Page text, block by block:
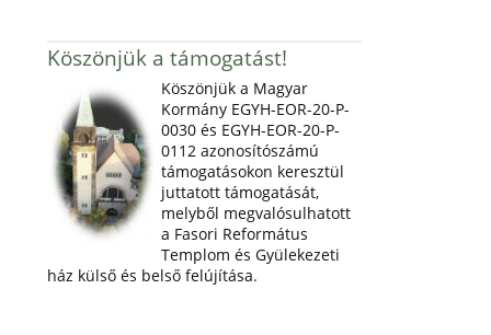
Köszönjük a támogatást!
Köszönjük a Magyar
Kormány EGYH-EOR-20-P-
0030 és EGYH-EOR-20-P-
0112 azonosítószámú
támogatásokon keresztül
juttatott támogatását,
melyből megvalósulhatott
a Fasori Református
Templom és Gyülekezeti
ház külső és belső felújítása.